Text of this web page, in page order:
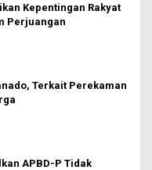
Kepentingan Rakyat
Perjuangan
Terkait Perekaman
APBD-P Tidak